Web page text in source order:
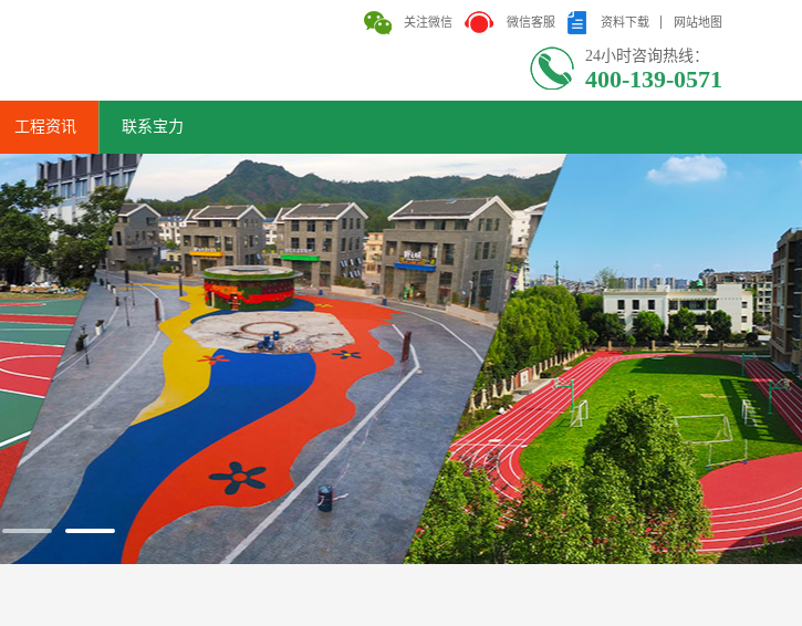
关注微信 微信客服 资料下载 网站地图
24小时咨询热线：
400-139-0571
工程资讯 联系宝力